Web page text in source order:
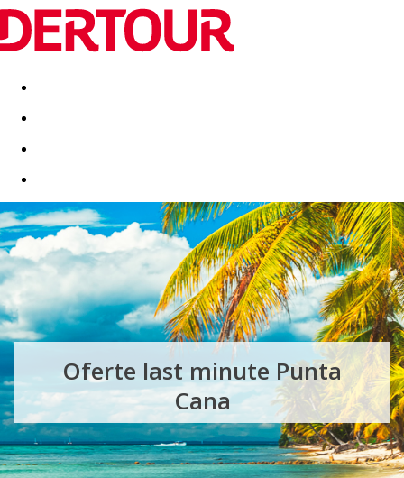
Destinatii Vacanta perfecta OFERTE DE NERATAT
Oferte last minute Punta
Cana